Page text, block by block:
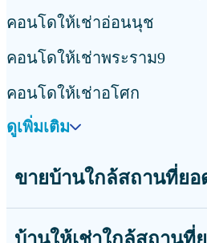
คอนโดให้เช่าอ่อนนุช
คอนโดให้เช่าพระราม9
คอนโดให้เช่าอโศก
ดูเพิ่มเติม
ขายบ้านใกล้สถานที่ยอ